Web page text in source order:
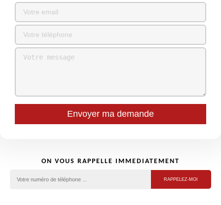
ON VOUS RAPPELLE IMMEDIATEMENT